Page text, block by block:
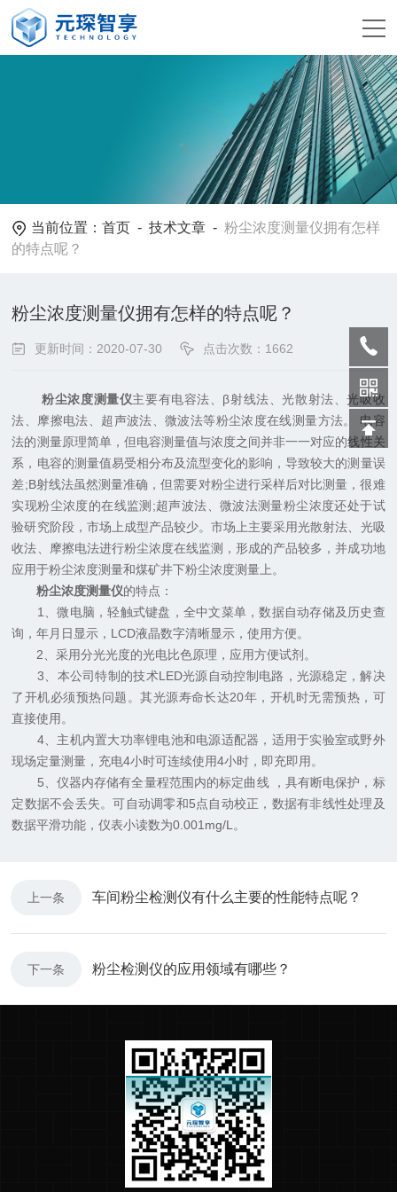
当前位置：首页 -技术文章 -粉尘浓度测量仪拥有怎样
的特点呢？
粉尘浓度测量仪拥有怎样的特点呢？
更新时间：2020-07-30 点击次数：1662
粉尘浓度测量仪主要有电容法、β射线法、光散射法、光吸收
法、摩擦电法、超声波法、微波法等粉尘浓度在线测量方法。 电容
法的测量原理简单，但电容测量值与浓度之间并非一一对应的线性关
系，电容的测量值易受相分布及流型变化的影响，导致较大的测量误
差;B射线法虽然测量准确，但需要对粉尘进行采样后对比测量，很难
实现粉尘浓度的在线监测;超声波法、微波法测量粉尘浓度还处于试
验研究阶段，市场上成型产品较少。市场上主要采用光散射法、光吸
收法、摩擦电法进行粉尘浓度在线监测，形成的产品较多，并成功地
应用于粉尘浓度测量和煤矿井下粉尘浓度测量上。
粉尘浓度测量仪的特点：
1、微电脑，轻触式键盘，全中文菜单，数据自动存储及历史查
询，年月日显示，LCD液晶数字清晰显示，使用方便。
2、采用分光光度的光电比色原理，应用方便试剂。
3、本公司特制的技术LED光源自动控制电路，光源稳定，解决
了开机必须预热问题。其光源寿命长达20年，开机时无需预热，可
直接使用。
4、主机内置大功率锂电池和电源适配器，适用于实验室或野外
现场定量测量，充电4小时可连续使用4小时，即充即用。
5、仪器内存储有全量程范围内的标定曲线 ，具有断电保护，标
定数据不会丢失。可自动调零和5点自动校正，数据有非线性处理及
数据平滑功能，仪表小读数为0.001mg/L。
上一条 车间粉尘检测仪有什么主要的性能特点呢？
下一条 粉尘检测仪的应用领域有哪些？